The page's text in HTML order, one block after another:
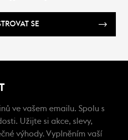
SE
ve vašem emailu. Spolu s
Užijte si akce, slevy,
výhody. Vyplněním vaší